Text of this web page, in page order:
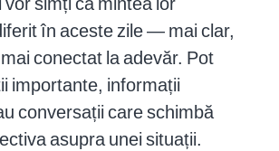
în aceste zile — mai clar,
conectat la adevăr. Pot
importante, informații
conversații care schimbă
asupra unei situații.